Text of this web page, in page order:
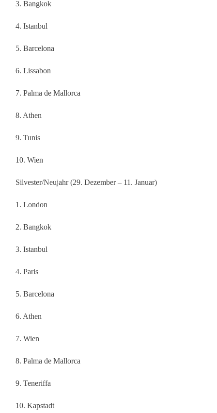
3. Bangkok
4. Istanbul
5. Barcelona
6. Lissabon
7. Palma de Mallorca
8. Athen
9. Tunis
10. Wien
Silvester/Neujahr (29. Dezember – 11. Januar)
1. London
2. Bangkok
3. Istanbul
4. Paris
5. Barcelona
6. Athen
7. Wien
8. Palma de Mallorca
9. Teneriffa
10. Kapstadt